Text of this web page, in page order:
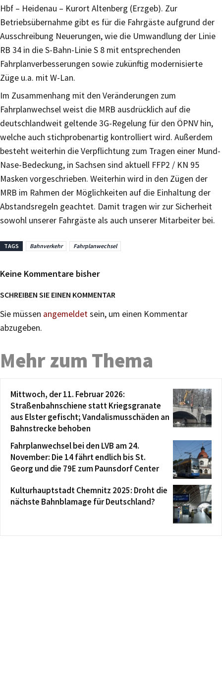
Hbf – Heidenau – Kurort Altenberg (Erzgeb). Zur
Betriebsübernahme gibt es für die Fahrgäste aufgrund der
Ausschreibung Neuerungen, wie die Umwandlung der Linie
RB 34 in die S-Bahn-Linie S 8 mit entsprechenden
Fahrplanverbesserungen sowie zukünftig modernisierte
Züge u.a. mit W-Lan.
Im Zusammenhang mit den Veränderungen zum
Fahrplanwechsel weist die MRB ausdrücklich auf die
deutschlandweit geltende 3G-Regelung für den ÖPNV hin,
welche auch stichprobenartig kontrolliert wird. Außerdem
besteht weiterhin die Verpflichtung zum Tragen einer Mund-
Nase-Bedeckung, in Sachsen sind aktuell FFP2 / KN 95
Masken vorgeschrieben. Weiterhin wird in den Zügen der
MRB im Rahmen der Möglichkeiten auf die Einhaltung der
Abstandsregeln geachtet. Damit tragen wir zur Sicherheit
sowohl unserer Fahrgäste als auch unserer Mitarbeiter bei.
TAGS Bahnverkehr Fahrplanwechsel
Keine Kommentare bisher
SCHREIBEN SIE EINEN KOMMENTAR
Sie müssen angemeldetsein, um einen Kommentar
abzugeben.
Mehr zum Thema
Mittwoch, der 11. Februar 2026:
Straßenbahnschiene statt Kriegsgranate
aus Elster gefischt; Vandalismusschäden an
Bahnstrecke behoben
Fahrplanwechsel bei den LVB am 24.
November: Die 14 fährt endlich bis St.
Georg und die 79E zum Paunsdorf Center
Kulturhauptstadt Chemnitz 2025: Droht die
nächste Bahnblamage für Deutschland?